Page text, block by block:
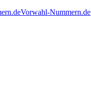
Vorwahl-Nummern.de